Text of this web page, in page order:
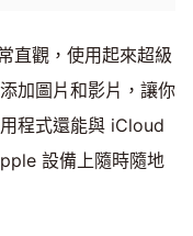
直觀，使用起來超級
加圖片和影片，讓你
程式還能與 iCloud
設備上隨時隨地